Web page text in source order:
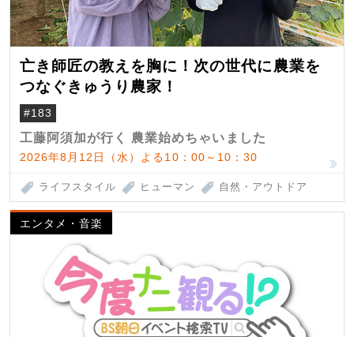
亡き師匠の教えを胸に！次の世代に農業を
つなぐきゅうり農家！
#183
工藤阿須加が行く 農業始めちゃいました
2026年8月12日（水）よる10：00～10：30
ライフスタイル ヒューマン 自然・アウトドア
エンタメ・音楽